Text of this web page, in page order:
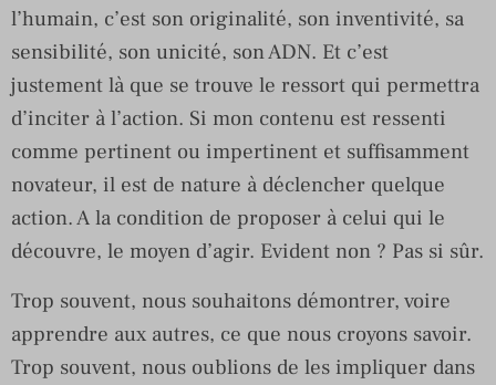
l’humain, c’est son originalité, son inventivité, sa
sensibilité, son unicité, son ADN. Et c’est
justement là que se trouve le ressort qui permettra
d’inciter à l’action. Si mon contenu est ressenti
comme pertinent ou impertinent et suffisamment
novateur, il est de nature à déclencher quelque
action. A la condition de proposer à celui qui le
découvre, le moyen d’agir. Evident non ? Pas si sûr.
Trop souvent, nous souhaitons démontrer, voire
apprendre aux autres, ce que nous croyons savoir.
Trop souvent, nous oublions de les impliquer dans